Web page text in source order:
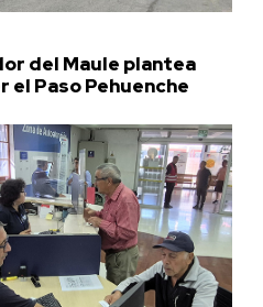
del Maule plantea
Paso Pehuenche